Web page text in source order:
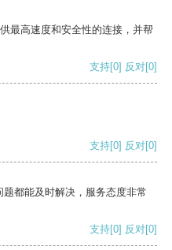
最高速度和安全性的连接，并帮
支持[0] 反对[0]
支持[0] 反对[0]
都能及时解决，服务态度非常
支持[0] 反对[0]